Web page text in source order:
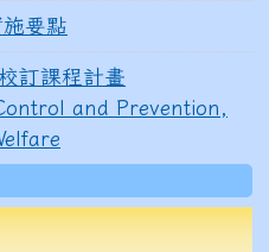
要點
訂課程計畫
and Prevention,